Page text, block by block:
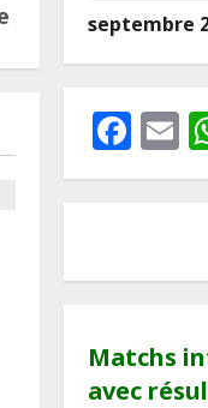
septembre
Matchs
avec